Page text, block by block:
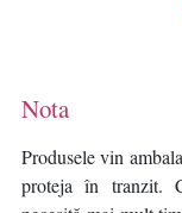
Nota
Produsele vin
proteja în tranzit.